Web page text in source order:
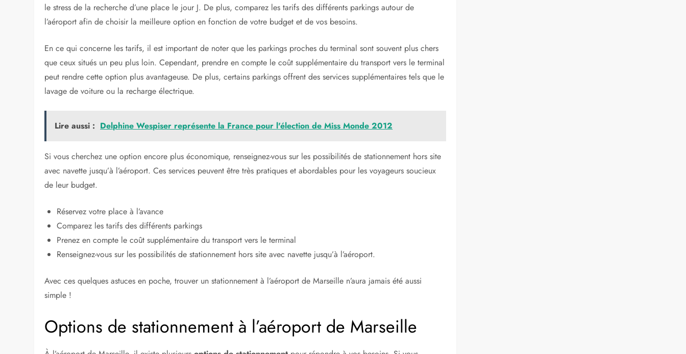
le stress de la recherche d’une place le jour J. De plus, comparez les tarifs des différents parkings autour de
l’aéroport afin de choisir la meilleure option en fonction de votre budget et de vos besoins.
En ce qui concerne les tarifs, il est important de noter que les parkings proches du terminal sont souvent plus chers
que ceux situés un peu plus loin. Cependant, prendre en compte le coût supplémentaire du transport vers le terminal
peut rendre cette option plus avantageuse. De plus, certains parkings offrent des services supplémentaires tels que le
lavage de voiture ou la recharge électrique.
Lire aussi : Delphine Wespiser représente la France pour l'élection de Miss Monde 2012
Si vous cherchez une option encore plus économique, renseignez-vous sur les possibilités de stationnement hors site
avec navette jusqu’à l’aéroport. Ces services peuvent être très pratiques et abordables pour les voyageurs soucieux
de leur budget.
Réservez votre place à l’avance
Comparez les tarifs des différents parkings
Prenez en compte le coût supplémentaire du transport vers le terminal
Renseignez-vous sur les possibilités de stationnement hors site avec navette jusqu’à l’aéroport.
Avec ces quelques astuces en poche, trouver un stationnement à l’aéroport de Marseille n’aura jamais été aussi
simple !
Options de stationnement à l’aéroport de Marseille